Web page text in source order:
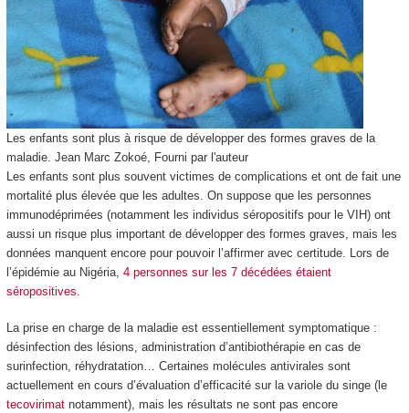
Les enfants sont plus à risque de développer des formes graves de la
maladie. Jean Marc Zokoé, Fourni par l'auteur
Les enfants sont plus souvent victimes de complications et ont de fait une
mortalité plus élevée que les adultes. On suppose que les personnes
immunodéprimées (notamment les individus séropositifs pour le VIH) ont
aussi un risque plus important de développer des formes graves, mais les
données manquent encore pour pouvoir l’affirmer avec certitude. Lors de
l’épidémie au Nigéria, 4 personnes sur les 7 décédées étaient
séropositives
La prise en charge de la maladie est essentiellement symptomatique :
désinfection des lésions, administration d’antibiothérapie en cas de
surinfection, réhydratation… Certaines molécules antivirales sont
actuellement en cours d’évaluation d’efficacité sur la variole du singe (le
tecovirimatnotamment), mais les résultats ne sont pas encore